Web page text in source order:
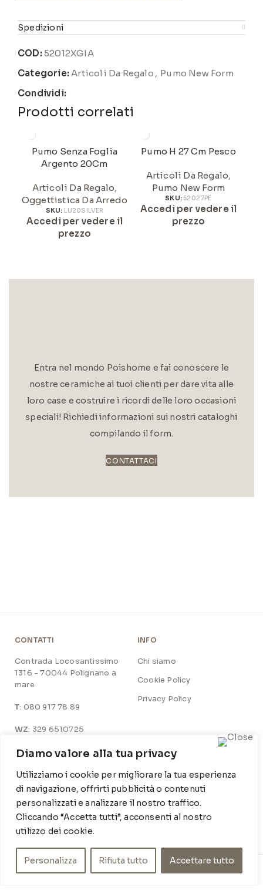
Diamo valore alla tua privacy
Utilizziamo i cookie per migliorare la tua esperienza
di navigazione, offrirti pubblicità o contenuti
personalizzati e analizzare il nostro traffico.
Cliccando “Accetta tutti”, acconsenti al nostro
utilizzo dei cookie.
Personalizza Rifiuta tutto Accettare tutto
Spedizioni
COD: 52012XGIA
Categorie: Articoli Da Regalo , Pumo New Form
Condividi:
Prodotti correlati
Pumo Senza Foglia
Argento 20Cm
Articoli Da Regalo,
Oggettistica Da Arredo
SKU: LU20SILVER
Accedi per vedere il
prezzo
Pumo H 27 Cm Pesco
Articoli Da Regalo,
Pumo New Form
SKU:52027PE
Accedi per vedere il
prezzo
Entra nel mondo Poishome e fai conoscere le
nostre ceramiche ai tuoi clienti per dare vita alle
loro case e costruire i ricordi delle loro occasioni
speciali! Richiedi informazioni sui nostri cataloghi
compilando il form.
CONTATTACI
CONTATTI
Contrada Locosantissimo
1316 - 70044 Polignano a
mare
T: 080 917 78 89
WZ: 329 6510725
Minfo@poishome.it
INFO
Chi siamo
Cookie Policy
Privacy Policy
SOCIAL MEDIA
Facebook
ORARI DI APERTURA
Lun-Ven:
9-13 / 15-19